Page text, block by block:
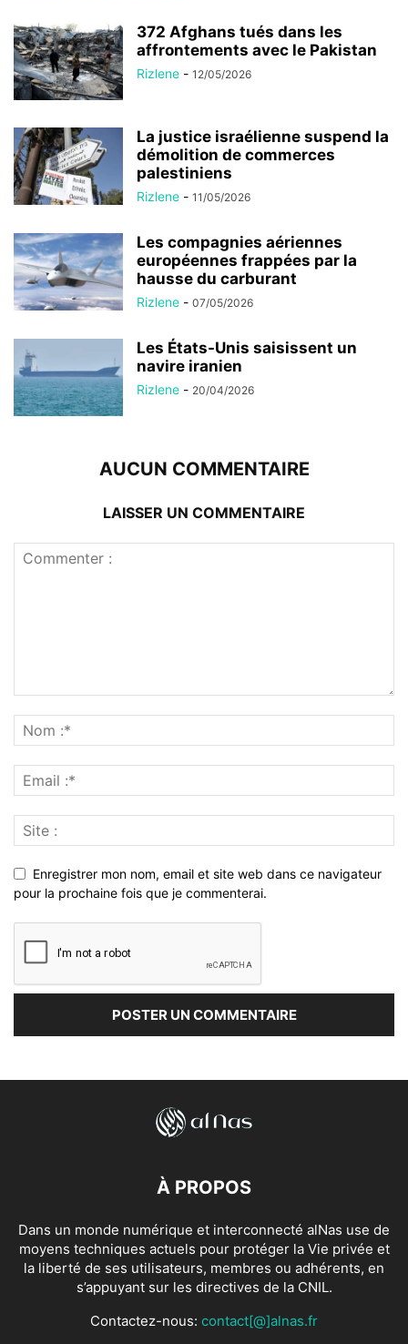
372 Afghans tués dans les
affrontements avec le Pakistan
Rizlene - 12/05/2026
La justice israélienne suspend la
démolition de commerces
palestiniens
Rizlene - 11/05/2026
Les compagnies aériennes
européennes frappées par la
hausse du carburant
Rizlene - 07/05/2026
Les États-Unis saisissent un
navire iranien
Rizlene - 20/04/2026
AUCUN COMMENTAIRE
LAISSER UN COMMENTAIRE
Enregistrer mon nom, email et site web dans ce navigateur
pour la prochaine fois que je commenterai.
À PROPOS
Dans un monde numérique et interconnecté alNas use de
moyens techniques actuels pour protéger la Vie privée et
la liberté de ses utilisateurs, membres ou adhérents, en
s’appuyant sur les directives de la CNIL.
Contactez-nous: contact[@]alnas.fr